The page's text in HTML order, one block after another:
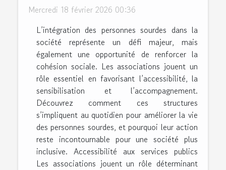
Mercredi 18 février 2026 00:36
L’intégration des personnes sourdes dans la
société représente un défi majeur, mais
également une opportunité de renforcer la
cohésion sociale. Les associations jouent un
rôle essentiel en favorisant l’accessibilité, la
sensibilisation et l’accompagnement.
Découvrez comment ces structures
s’impliquent au quotidien pour améliorer la vie
des personnes sourdes, et pourquoi leur action
reste incontournable pour une société plus
inclusive. Accessibilité aux services publics
Les associations jouent un rôle déterminant